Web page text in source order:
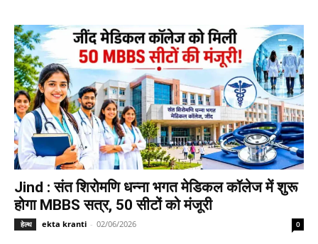
Jind : संत शिरोमणि धन्ना भगत मेडिकल कॉलेज में शुरू
होगा MBBS सत्र, 50 सीटों को मंजूरी
हेल्थ ekta kranti - 02/06/2026 0